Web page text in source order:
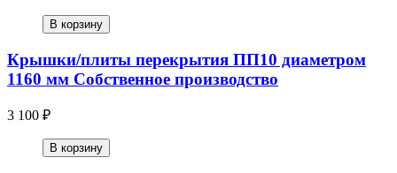
В корзину
Крышки/плиты перекрытия ПП10 диаметром
1160 мм Собственное производство
3 100 ₽
В корзину